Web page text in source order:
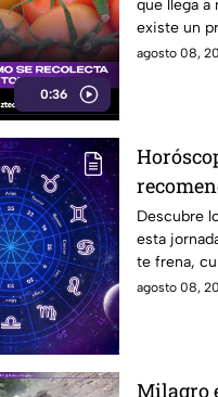
0:36
cuidado
que llega a
existe un
tradicional
agosto 08,
para tu
sábado
Descubre
esta
te frena,
renovar tu
agosto 08,
Milagro